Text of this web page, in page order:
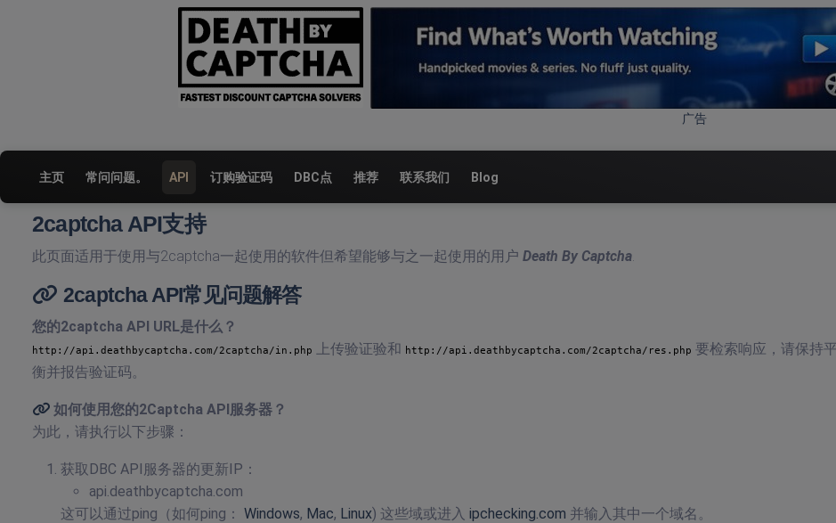
广告
主页 常问问题。 API 订购验证码 DBC点 推荐 联系我们 Blog
2captcha API支持
此页面适用于使用与2captcha一起使用的软件但希望能够与之一起使用的用户 Death By Captcha.
2captcha API常见问题解答
您的2captcha API URL是什么？
http://api.deathbycaptcha.com/2captcha/in.php 上传验证验和 http://api.deathbycaptcha.com/2captcha/res.php 要检索响应，请保持平
衡并报告验证码。
如何使用您的2Captcha API服务器？
为此，请执行以下步骤：
获取DBC API服务器的更新IP：
api.deathbycaptcha.com
这可以通过ping（如何ping： Windows, Mac, Linux) 这些域或进入 ipchecking.com 并输入其中一个域名。